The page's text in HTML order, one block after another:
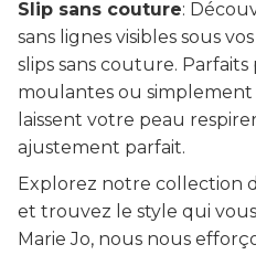
Slip sans couture:
sans lignes visibles sous
slips sans couture.
moulantes ou
laissent votre peau
ajustement parfait.
Explorez notre collection
et trouvez le style qui
Marie Jo, nous nous